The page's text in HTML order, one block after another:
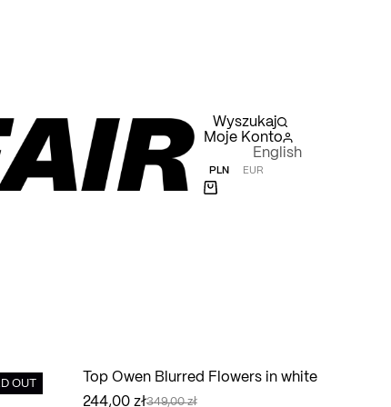
Wyszukaj
Moje Konto
English
PLN EUR
Koszyk
OUT Top Owen Blurred Flowers in white
349,00zł
244,00 zł